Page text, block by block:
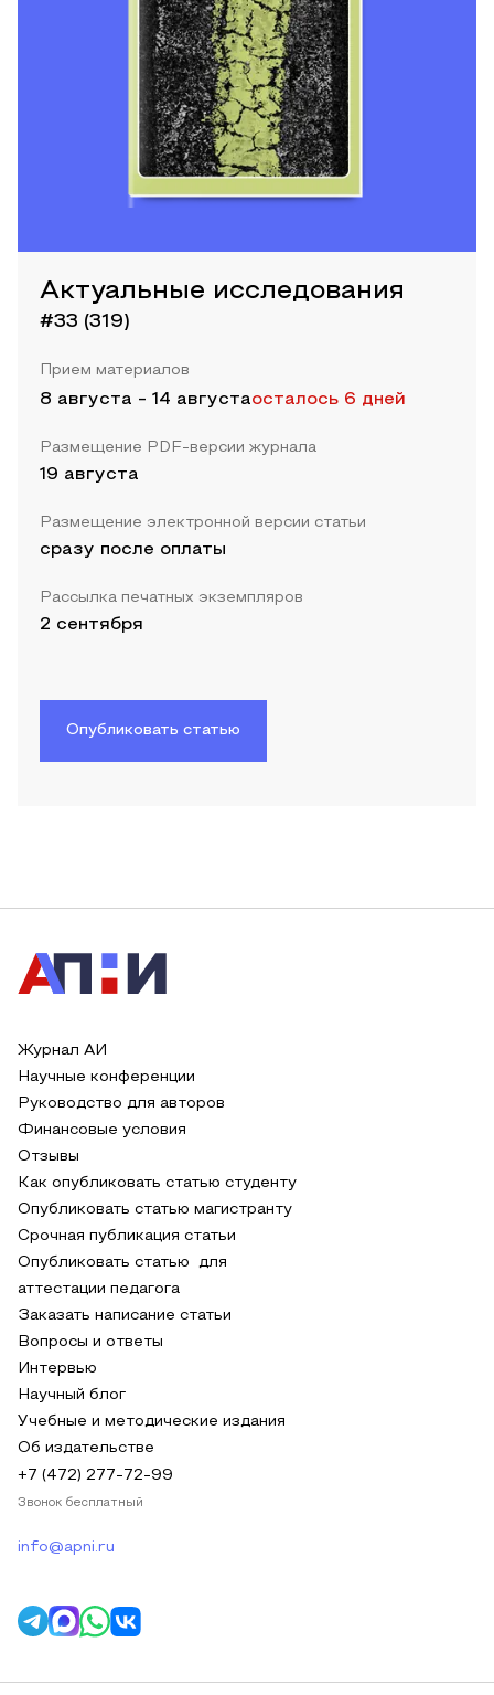
Актуальные исследования
#33 (319)
Прием материалов
8 августа - 14 августаосталось 6 дней
Размещение PDF-версии журнала
19 августа
Размещение электронной версии статьи
сразу после оплаты
Рассылка печатных экземпляров
2 сентября
Опубликовать статью
Журнал АИ
Научные конференции
Руководство для авторов
Финансовые условия
Отзывы
Как опубликовать статью студенту
Опубликовать статью магистранту
Срочная публикация статьи
Опубликовать статью для
аттестации педагога
Заказать написание статьи
Вопросы и ответы
Интервью
Научный блог
Учебные и методические издания
Об издательстве
+7 (472) 277-72-99
Звонок бесплатный
info@apni.ru